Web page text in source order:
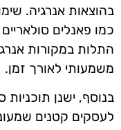
בהוצאות אנרגיה.
כמו פאנלים
התלות במקורות
משמעותי לאורך זמן.
בנוסף, ישנן תוכניות
לעסקים קטנים